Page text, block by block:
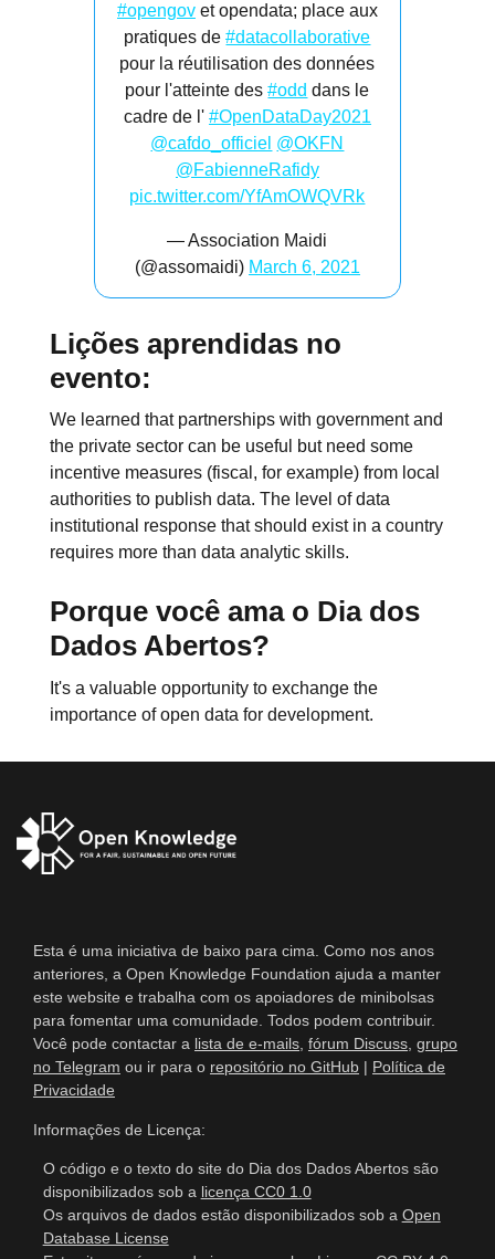
#opengovet opendata; place aux
pratiques de#datacollaborative
pour la réutilisation des données
pour l'atteinte des#odd dans le
cadre de l' #OpenDataDay2021
@cafdo_officiel @OKFN
@FabienneRafidy
pic.twitter.com/YfAmOWQVRk
— Association Maidi
(@assomaidi) March 6, 2021
Lições aprendidas no
evento:
We learned that partnerships with government and
the private sector can be useful but need some
incentive measures (fiscal, for example) from local
authorities to publish data. The level of data
institutional response that should exist in a country
requires more than data analytic skills.
Porque você ama o Dia dos
Dados Abertos?
It's a valuable opportunity to exchange the
importance of open data for development.
Esta é uma iniciativa de baixo para cima. Como nos anos
anteriores, a Open Knowledge Foundation ajuda a manter
este website e trabalha com os apoiadores de minibolsas
para fomentar uma comunidade. Todos podem contribuir.
Você pode contactar a lista de e-mails, fórum Discuss, grupo
no Telegram ou ir para o repositório no GitHub | Política de
Privacidade
Informações de Licença:
O código e o texto do site do Dia dos Dados Abertos são
disponibilizados sob a licença CC0 1.0
Os arquivos de dados estão disponibilizados sob a Open
Database License